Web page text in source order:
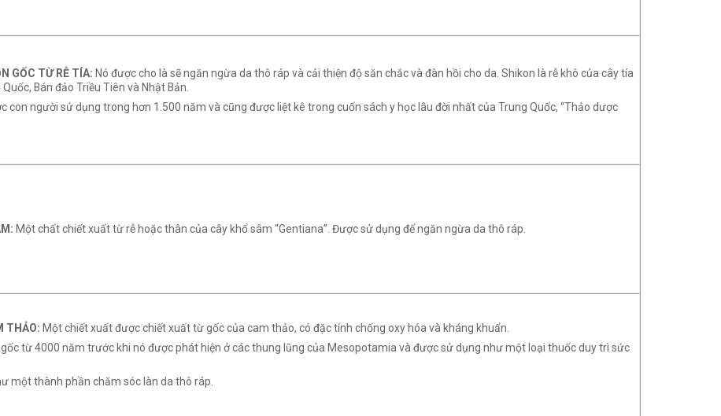
GỐC TỪ RỄ TÍA: Nó được cho là sẽ ngăn ngừa da thô ráp và cải thiện độ săn chắc và đàn hồi cho da. Shikon là rễ khô của cây tía
Bán đảo Triều Tiên và Nhật Bản.
con người sử dụng trong hơn 1.500 năm và cũng được liệt kê trong cuốn sách y học lâu đời nhất của Trung Quốc, “Thảo dược
Một chất chiết xuất từ ​​rễ hoặc thân của cây khổ sâm “Gentiana”. Được sử dụng để ngăn ngừa da thô ráp.
THẢO: Một chiết xuất được chiết xuất từ ​​​​gốc của cam thảo, có đặc tính chống oxy hóa và kháng khuẩn.
gốc từ 4000 năm trước khi nó được phát hiện ở các thung lũng của Mesopotamia và được sử dụng như một loại thuốc duy trì sức
một thành phần chăm sóc làn da thô ráp.